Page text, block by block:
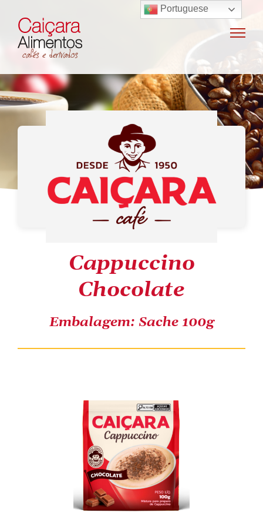
Sobre o grupo
Máquinas de café
Locação e vendas de máquinas de café
Manutenção e oficina
Nossas marcas
Produtos
SAC / Ouvidoria
COMPRE ONLINE
Cappuccino
Chocolate
Embalagem: Sache 100g
Portuguese